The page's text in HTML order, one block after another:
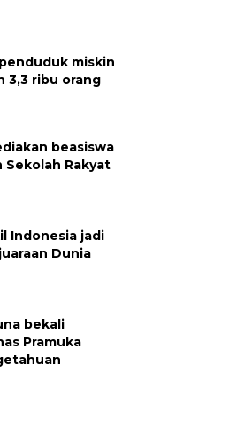
miskin
3,3 ribu orang
beasiswa
Sekolah Rakyat
Indonesia jadi
Dunia
bekali
Pramuka